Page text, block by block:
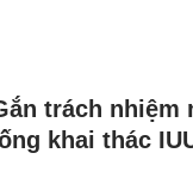
trách
khai thác